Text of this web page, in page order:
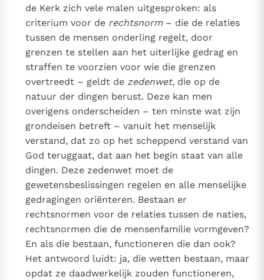
de Kerk zich vele malen uitgesproken: als
criterium voor de rechtsnorm– die de relaties
tussen de mensen onderling regelt, door
grenzen te stellen aan het uiterlijke gedrag en
straffen te voorzien voor wie die grenzen
overtreedt – geldt de zedenwet, die op de
natuur der dingen berust. Deze kan men
overigens onderscheiden – ten minste wat zijn
grondeisen betreft – vanuit het menselijk
verstand, dat zo op het scheppend verstand van
God teruggaat, dat aan het begin staat van alle
dingen. Deze zedenwet moet de
gewetensbeslissingen regelen en alle menselijke
gedragingen oriënteren. Bestaan er
rechtsnormen voor de relaties tussen de naties,
rechtsnormen die de mensenfamilie vormgeven?
En als die bestaan, functioneren die dan ook?
Het antwoord luidt: ja, die wetten bestaan, maar
opdat ze daadwerkelijk zouden functioneren,